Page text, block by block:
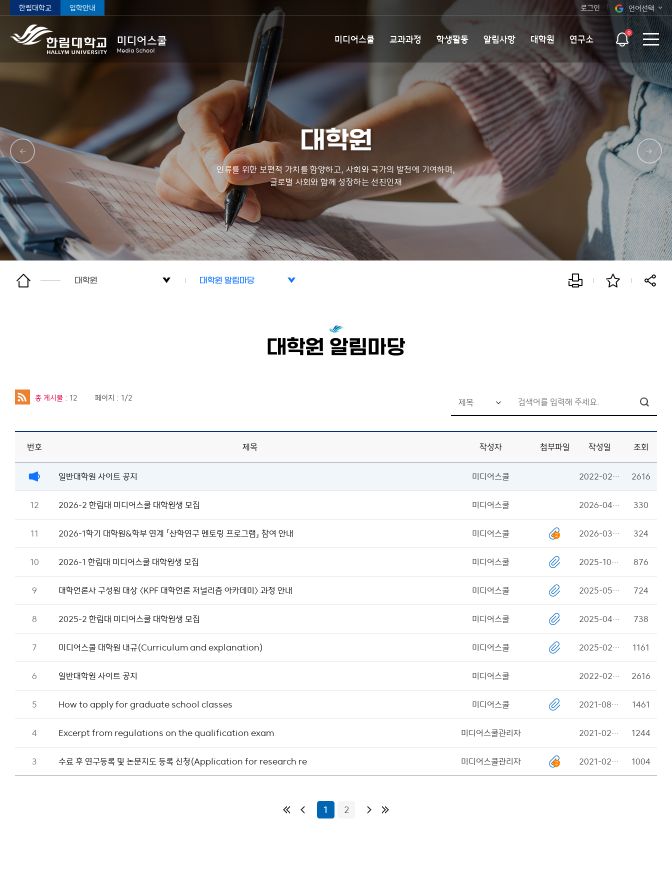
오늘 하루 보지 않기
한림대학교 입학안내 로그인 언어선택
KOR
ENG
미디어스쿨 교과과정 학생활동 알림사항 대학원 연구소
0
대학원
인류를 위한 보편적 가치를 함양하고, 사회와 국가의 발전에 기여하며,
글로벌 사회와 함께 성장하는 선진인재
대학원
이용안내
대학원 알림마당
대학원 알림마당
총 게시물 : 12 페이지 : 1/2
검
색
어
력
번호 제목 작성자 첨부파일 작성일 조회
일반대학원 사이트 공지 미디어스쿨 2022-02-03 2616
12 2026-2 한림대 미디어스쿨 대학원생 모집 미디어스쿨 2026-04-10 330
11 2026-1학기 대학원&학부 연계 「산학연구 멘토링 프로그램」 참여 안내 미디어스쿨 2 2026-03-04 324
10 2026-1 한림대 미디어스쿨 대학원생 모집 미디어스쿨 2025-10-16 876
9 대학언론사 구성원 대상 〈KPF 대학언론 저널리즘 아카데미〉 과정 안내 미디어스쿨 2025-05-26 724
8 2025-2 한림대 미디어스쿨 대학원생 모집 미디어스쿨 2025-04-09 738
7 미디어스쿨 대학원 내규(Curriculum and explanation) 미디어스쿨 2025-02-13 1161
6 일반대학원 사이트 공지 미디어스쿨 2022-02-03 2616
5 How to apply for graduate school classes 미디어스쿨 2021-08-23 1461
4 Excerpt from regulations on the qualification exam 미디어스쿨관리자 2021-02-02 1244
3 수료 후 연구등록 및 논문지도 등록 신청(Application for research re 미디어스쿨관리자 2 2021-02-01 1004
1 2